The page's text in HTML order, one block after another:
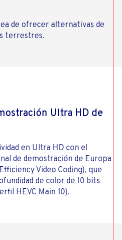
de ofrecer alternativas de
terrestres.
Ultra HD de
en Ultra HD con el
de demostración de Europa
Video Coding), que
de color de 10 bits
HEVC Main 10).